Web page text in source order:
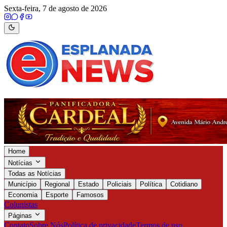
Sexta-feira, 7 de agosto de 2026
Home
Notícias
Todas as Notícias
Município
Regional Estado Policiais Política
Cotidiano
Economia
Esporte Famosos
Colunistas
Páginas
ContatoSobre NósPolítica de privacidadeTermos de uso